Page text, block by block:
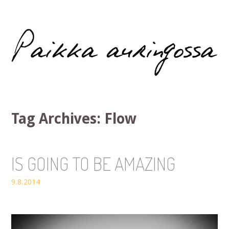
Paikka auringossa
Tag Archives: Flow
IS GOING TO BE AMAZING
9.8.2014